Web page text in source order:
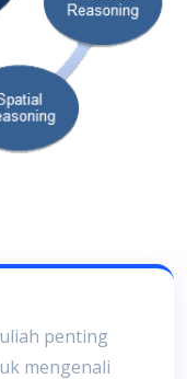
penting
mengenali